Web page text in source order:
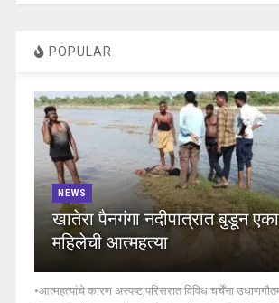
POPULAR
NEWS
खातेरा पैनगंगा नदीपात्रात बुडून एका
महिलेची आत्महत्या
•आत्महत्यांचे कारण अस्पष्ट,परिसरात विविध चर्चेंना